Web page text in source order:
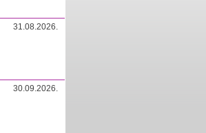
31.08.2026.
30.09.2026.